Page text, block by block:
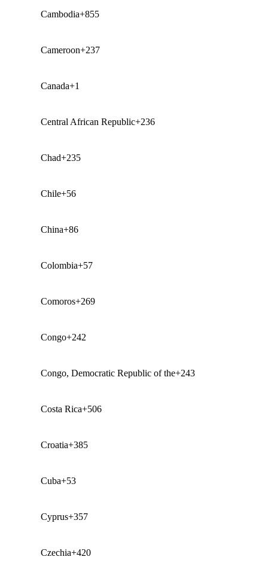
Cambodia+855
Cameroon+237
Canada+1
Central African Republic+236
Chad+235
Chile+56
China+86
Colombia+57
Comoros+269
Congo+242
Congo, Democratic Republic of the+243
Costa Rica+506
Croatia+385
Cuba+53
Cyprus+357
Czechia+420